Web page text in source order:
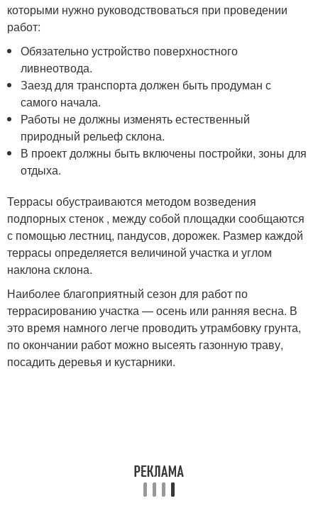
которыми нужно руководствоваться при проведении
работ:
Обязательно устройство поверхностного
ливнеотвода.
Заезд для транспорта должен быть продуман с
самого начала.
Работы не должны изменять естественный
природный рельеф склона.
В проект должны быть включены постройки, зоны для
отдыха.
Террасы обустраиваются методом возведения
подпорных стенок , между собой площадки сообщаются
с помощью лестниц, пандусов, дорожек. Размер каждой
террасы определяется величиной участка и углом
наклона склона.
Наиболее благоприятный сезон для работ по
террасированию участка — осень или ранняя весна. В
это время намного легче проводить утрамбовку грунта,
по окончании работ можно высеять газонную траву,
посадить деревья и кустарники.